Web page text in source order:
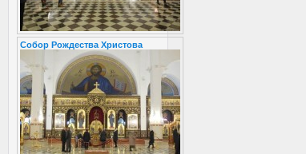
Собор Рождества Христова